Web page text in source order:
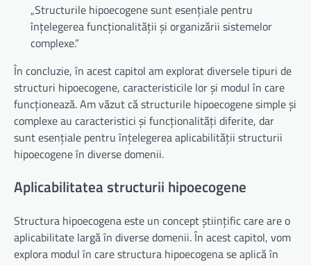
„Structurile hipoecogene sunt esențiale pentru
înțelegerea funcționalității și organizării sistemelor
complexe.”
În concluzie, în acest capitol am explorat diversele tipuri de
structuri hipoecogene, caracteristicile lor și modul în care
funcționează. Am văzut că structurile hipoecogene simple și
complexe au caracteristici și funcționalități diferite, dar
sunt esențiale pentru înțelegerea aplicabilității structurii
hipoecogene în diverse domenii.
Aplicabilitatea structurii hipoecogene
Structura hipoecogena este un concept științific care are o
aplicabilitate largă în diverse domenii. În acest capitol, vom
explora modul în care structura hipoecogena se aplică în